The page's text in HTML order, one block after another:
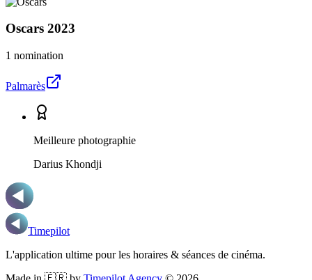
Oscars 2023
1 nomination
Palmarès
Meilleure photographie
Darius Khondji
Timepilot
L'application ultime pour les horaires & séances de cinéma.